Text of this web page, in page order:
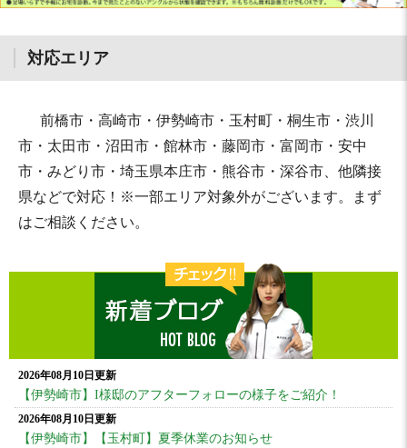
対応エリア
前橋市・高崎市・伊勢崎市・玉村町・桐生市・渋川
市・太田市・沼田市・館林市・藤岡市・富岡市・安中
市・みどり市・埼玉県本庄市・熊谷市・深谷市、他隣接
県などで対応！※一部エリア対象外がございます。まず
はご相談ください。
2026年08月10日更新
【伊勢崎市】I様邸のアフターフォローの様子をご紹介！
2026年08月10日更新
【伊勢崎市】【玉村町】夏季休業のお知らせ